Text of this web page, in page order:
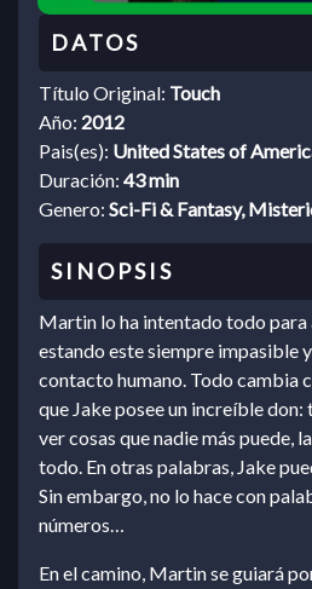
Título Original: Touch
Año: 2012
Pais(es): United States of
Duración: 43 min
Genero: Sci-Fi & Fantasy,
Martin lo ha intentado todo para
estando este siempre impasible
contacto humano. Todo cambia
que Jake posee un increíble don:
ver cosas que nadie más puede,
todo. En otras palabras, Jake
Sin embargo, no lo hace con
números…
En el camino, Martin se guiará